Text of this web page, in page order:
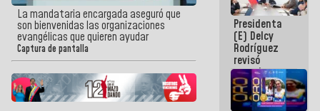
La mandataria encargada aseguró que
son bienvenidas las organizaciones
evangélicas que quieren ayudar
Captura de pantalla
en Juegos
Centroamericanos
y del Caribe
2026
Presidenta
(E) Delcy
Rodríguez
revisó
agenda
económica y
ejecución de